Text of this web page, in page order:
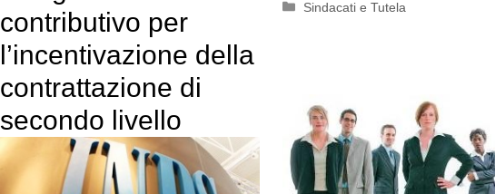
Categorie
Sindacati e Tutela
contributivo per
l’incentivazione della
contrattazione di
secondo livello